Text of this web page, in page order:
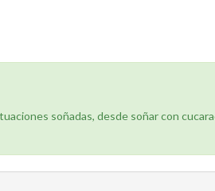
soñadas, desde soñar con